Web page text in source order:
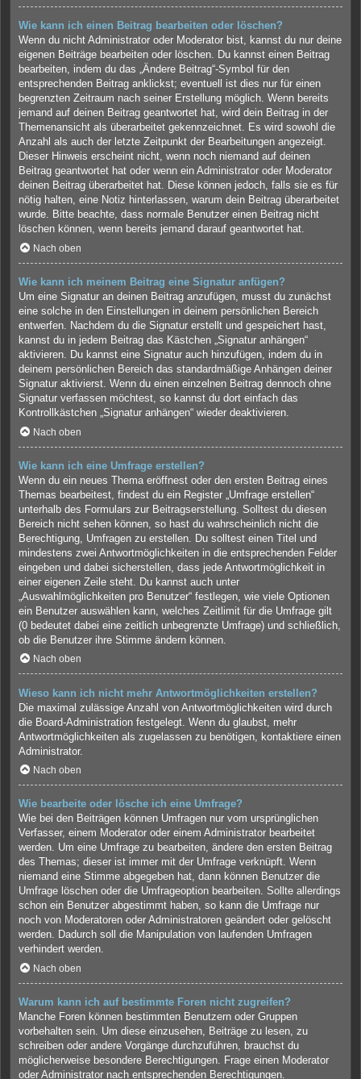
Wie kann ich einen Beitrag bearbeiten oder löschen?
Wenn du nicht Administrator oder Moderator bist, kannst du nur deine
eigenen Beiträge bearbeiten oder löschen. Du kannst einen Beitrag
bearbeiten, indem du das „Ändere Beitrag“-Symbol für den
entsprechenden Beitrag anklickst; eventuell ist dies nur für einen
begrenzten Zeitraum nach seiner Erstellung möglich. Wenn bereits
jemand auf deinen Beitrag geantwortet hat, wird dein Beitrag in der
Themenansicht als überarbeitet gekennzeichnet. Es wird sowohl die
Anzahl als auch der letzte Zeitpunkt der Bearbeitungen angezeigt.
Dieser Hinweis erscheint nicht, wenn noch niemand auf deinen
Beitrag geantwortet hat oder wenn ein Administrator oder Moderator
deinen Beitrag überarbeitet hat. Diese können jedoch, falls sie es für
nötig halten, eine Notiz hinterlassen, warum dein Beitrag überarbeitet
wurde. Bitte beachte, dass normale Benutzer einen Beitrag nicht
löschen können, wenn bereits jemand darauf geantwortet hat.
Nach oben
Wie kann ich meinem Beitrag eine Signatur anfügen?
Um eine Signatur an deinen Beitrag anzufügen, musst du zunächst
eine solche in den Einstellungen in deinem persönlichen Bereich
entwerfen. Nachdem du die Signatur erstellt und gespeichert hast,
kannst du in jedem Beitrag das Kästchen „Signatur anhängen“
aktivieren. Du kannst eine Signatur auch hinzufügen, indem du in
deinem persönlichen Bereich das standardmäßige Anhängen deiner
Signatur aktivierst. Wenn du einen einzelnen Beitrag dennoch ohne
Signatur verfassen möchtest, so kannst du dort einfach das
Kontrollkästchen „Signatur anhängen“ wieder deaktivieren.
Nach oben
Wie kann ich eine Umfrage erstellen?
Wenn du ein neues Thema eröffnest oder den ersten Beitrag eines
Themas bearbeitest, findest du ein Register „Umfrage erstellen“
unterhalb des Formulars zur Beitragserstellung. Solltest du diesen
Bereich nicht sehen können, so hast du wahrscheinlich nicht die
Berechtigung, Umfragen zu erstellen. Du solltest einen Titel und
mindestens zwei Antwortmöglichkeiten in die entsprechenden Felder
eingeben und dabei sicherstellen, dass jede Antwortmöglichkeit in
einer eigenen Zeile steht. Du kannst auch unter
„Auswahlmöglichkeiten pro Benutzer“ festlegen, wie viele Optionen
ein Benutzer auswählen kann, welches Zeitlimit für die Umfrage gilt
(0 bedeutet dabei eine zeitlich unbegrenzte Umfrage) und schließlich,
ob die Benutzer ihre Stimme ändern können.
Nach oben
Wieso kann ich nicht mehr Antwortmöglichkeiten erstellen?
Die maximal zulässige Anzahl von Antwortmöglichkeiten wird durch
die Board-Administration festgelegt. Wenn du glaubst, mehr
Antwortmöglichkeiten als zugelassen zu benötigen, kontaktiere einen
Administrator.
Nach oben
Wie bearbeite oder lösche ich eine Umfrage?
Wie bei den Beiträgen können Umfragen nur vom ursprünglichen
Verfasser, einem Moderator oder einem Administrator bearbeitet
werden. Um eine Umfrage zu bearbeiten, ändere den ersten Beitrag
des Themas; dieser ist immer mit der Umfrage verknüpft. Wenn
niemand eine Stimme abgegeben hat, dann können Benutzer die
Umfrage löschen oder die Umfrageoption bearbeiten. Sollte allerdings
schon ein Benutzer abgestimmt haben, so kann die Umfrage nur
noch von Moderatoren oder Administratoren geändert oder gelöscht
werden. Dadurch soll die Manipulation von laufenden Umfragen
verhindert werden.
Nach oben
Warum kann ich auf bestimmte Foren nicht zugreifen?
Manche Foren können bestimmten Benutzern oder Gruppen
vorbehalten sein. Um diese einzusehen, Beiträge zu lesen, zu
schreiben oder andere Vorgänge durchzuführen, brauchst du
möglicherweise besondere Berechtigungen. Frage einen Moderator
oder Administrator nach entsprechenden Berechtigungen.